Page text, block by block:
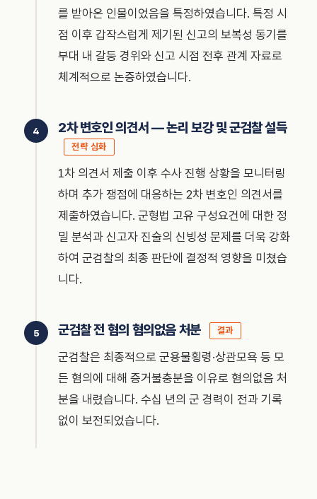
를 받아온 인물이었음을 특정하였습니다. 특정 시
점 이후 갑작스럽게 제기된 신고의 보복성 동기를
부대 내 갈등 경위와 신고 시점 전후 관계 자료로
체계적으로 논증하였습니다.
2차 변호인 의견서 — 논리 보강 및 군검찰 설득
전략 심화
1차 의견서 제출 이후 수사 진행 상황을 모니터링
하며 추가 쟁점에 대응하는 2차 변호인 의견서를
제출하였습니다. 군형법 고유 구성요건에 대한 정
밀 분석과 신고자 진술의 신빙성 문제를 더욱 강화
하여 군검찰의 최종 판단에 결정적 영향을 미쳤습
니다.
군검찰 전 혐의 혐의없음 처분 결과
군검찰은 최종적으로 군용물횡령·상관모욕 등 모
든 혐의에 대해 증거불충분을 이유로 혐의없음 처
분을 내렸습니다. 수십 년의 군 경력이 전과 기록
없이 보전되었습니다.